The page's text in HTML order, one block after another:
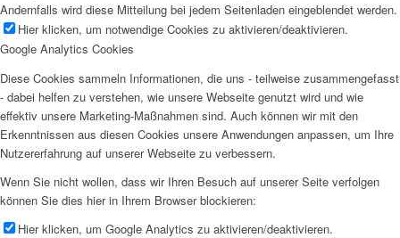
Andernfalls wird diese Mitteilung bei jedem Seitenladen eingeblendet werden.
Hier klicken, um notwendige Cookies zu aktivieren/deaktivieren.
Google Analytics Cookies
Diese Cookies sammeln Informationen, die uns - teilweise zusammengefasst
- dabei helfen zu verstehen, wie unsere Webseite genutzt wird und wie
effektiv unsere Marketing-Maßnahmen sind. Auch können wir mit den
Erkenntnissen aus diesen Cookies unsere Anwendungen anpassen, um Ihre
Nutzererfahrung auf unserer Webseite zu verbessern.
Wenn Sie nicht wollen, dass wir Ihren Besuch auf unserer Seite verfolgen
können Sie dies hier in Ihrem Browser blockieren:
Hier klicken, um Google Analytics zu aktivieren/deaktivieren.